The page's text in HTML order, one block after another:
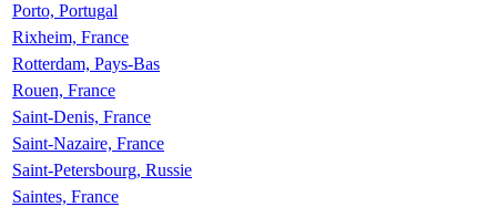
Porto, Portugal
Rixheim, France
Rotterdam, Pays-Bas
Rouen, France
Saint-Denis, France
Saint-Nazaire, France
Saint-Petersbourg, Russie
Saintes, France